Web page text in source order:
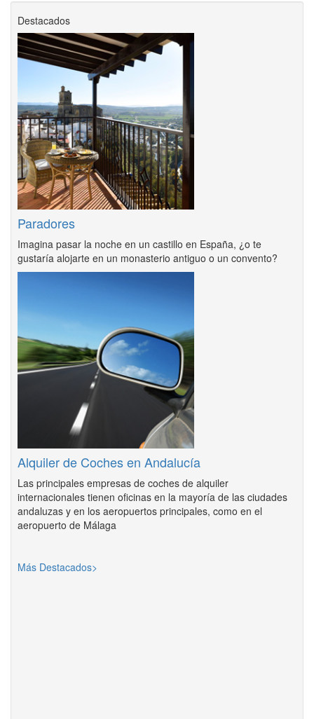
Destacados
Paradores
Imagina pasar la noche en un castillo en España, ¿o te
gustaría alojarte en un monasterio antiguo o un convento?
Alquiler de Coches en Andalucía
Las principales empresas de coches de alquiler
internacionales tienen oficinas en la mayoría de las ciudades
andaluzas y en los aeropuertos principales, como en el
aeropuerto de Málaga
Más Destacados>